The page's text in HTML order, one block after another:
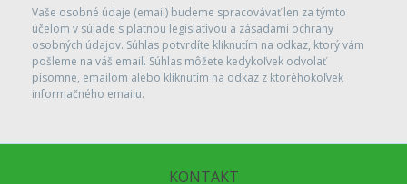
Vaše osobné údaje (email) budeme spracovávať len za týmto
účelom v súlade s platnou legislatívou a zásadami ochrany
osobných údajov. Súhlas potvrdíte kliknutím na odkaz, ktorý vám
pošleme na váš email. Súhlas môžete kedykoľvek odvolať
písomne, emailom alebo kliknutím na odkaz z ktoréhokoľvek
informačného emailu.
KONTAKT